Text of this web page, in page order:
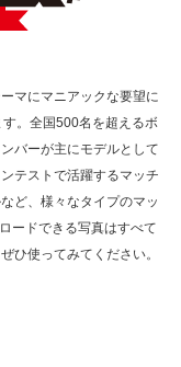
マにマニアックな要望に
。全国500名を超えるボ
バーが主にモデルとして
テストで活躍するマッチ
ど、様々なタイプのマッ
ードできる写真はすべて
ひ使ってみてください。